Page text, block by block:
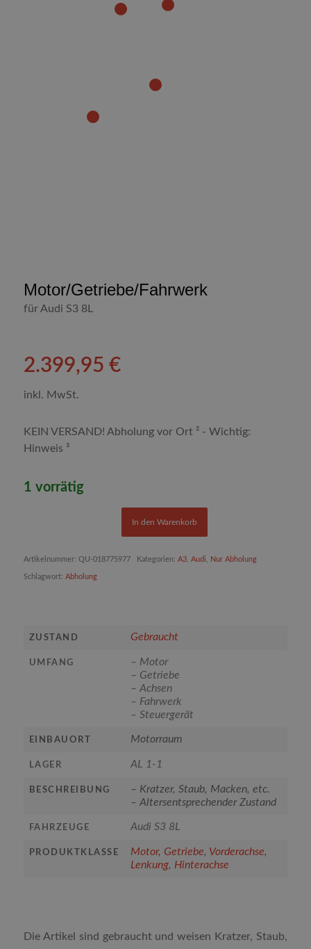
Motor/Getriebe/Fahrwerk
für Audi S3 8L
2.399,95 €
inkl. MwSt.
KEIN VERSAND! Abholung vor Ort ² - Wichtig:
Hinweis ³
1 vorrätig
In den Warenkorb
Artikelnummer: QU-018775977 Kategorien: A3, Audi Nur Abholung
Schlagwort: Abholung
ZUSTAND Gebraucht
UMFANG
– Motor
– Getriebe
– Achsen
– Fahrwerk
– Steuergerät
EINBAUORT Motorraum
LAGER AL 1-1
BESCHREIBUNG
– Kratzer, Staub, Macken, etc.
– Altersentsprechender Zustand
FAHRZEUGE Audi S3 8L
PRODUKTKLASSE Motor, Getriebe, Vorderachse,
Lenkung, Hinterachse
Die Artikel sind gebraucht und weisen Kratzer, Staub,